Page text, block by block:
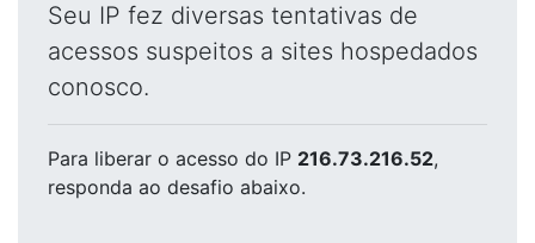
Seu IP fez diversas tentativas de
acessos suspeitos a sites hospedados
conosco.
Para liberar o acesso do IP 216.73.216.52,
responda ao desafio abaixo.